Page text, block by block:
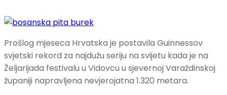
Prošlog mjeseca Hrvatska je postavila Guinnessov
svjetski rekord za najdužu seriju na svijetu kada je na
Željarijada festivalu u Vidovcu u sjevernoj Varaždinskoj
županiji napravljena nevjerojatna 1.320 metara.